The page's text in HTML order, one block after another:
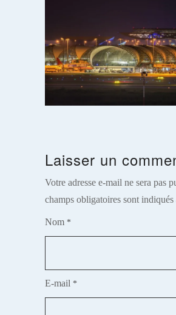
Laisser un
Votre adresse e-mail ne sera pas
champs obligatoires sont indiqués
Nom *
E-mail *